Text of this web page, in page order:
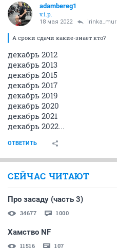
adambereg1
v.i.p.
18 мая 2022 irinka_mur
А сроки сдачи какие-знает кто?
декабрь 2012
декабрь 2013
декабрь 2015
декабрь 2017
декабрь 2019
декабрь 2020
декабрь 2021
декабрь 2022...
ОТВЕТИТЬ
СЕЙЧАС ЧИТАЮТ
Про засаду (часть 3)
34677 1000
Хамство NF
11516 107